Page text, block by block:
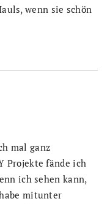
wenn sie schön
mal ganz
Projekte fände ich
ich sehen kann,
mitunter